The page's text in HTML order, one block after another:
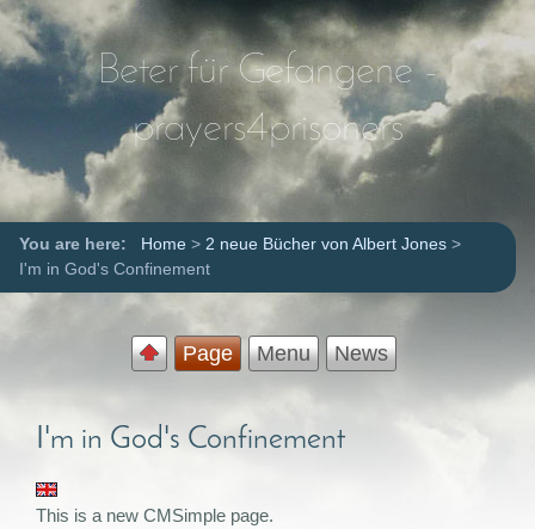
Beter für Gefangene -
prayers4prisoners
You are here: Home > 2 neue Bücher von Albert Jones >
I'm in God's Confinement
Page Menu News
I'm in God's Confinement
This is a new CMSimple page.